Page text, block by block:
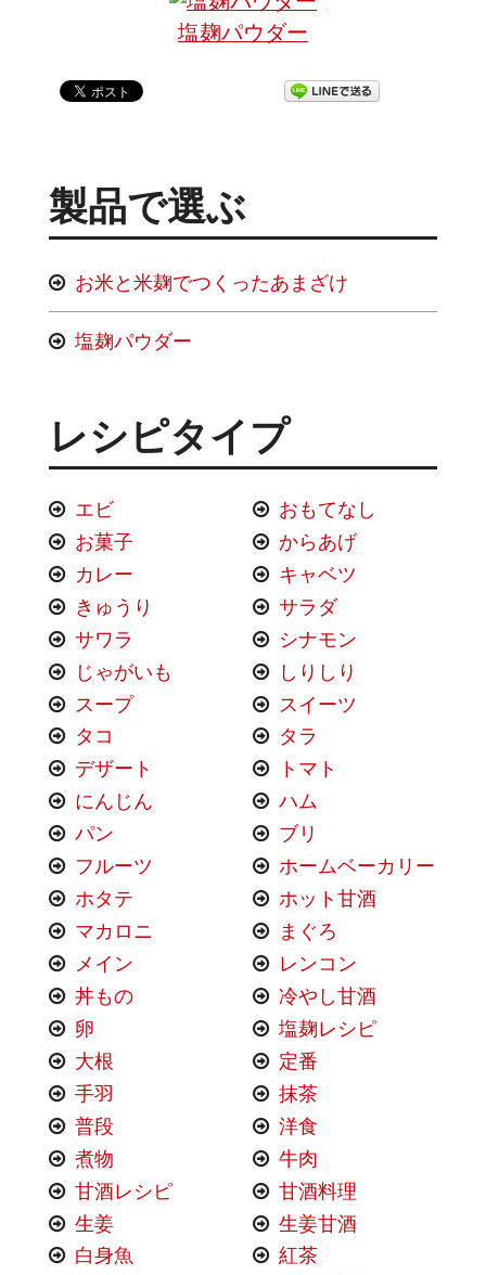
塩麹パウダー
製品で選ぶ
お米と米麹でつくったあまざけ
塩麹パウダー
レシピタイプ
エビ
おもてなし
お菓子
からあげ
カレー
キャベツ
きゅうり
サラダ
サワラ
シナモン
じゃがいも
しりしり
スープ
スイーツ
タコ
タラ
デザート
トマト
にんじん
ハム
パン
ブリ
フルーツ
ホームベーカリー
ホタテ
ホット甘酒
マカロニ
まぐろ
メイン
レンコン
丼もの
冷やし甘酒
卵
塩麹レシピ
大根
定番
手羽
抹茶
普段
洋食
煮物
牛肉
甘酒レシピ
甘酒料理
生姜
生姜甘酒
白身魚
紅茶